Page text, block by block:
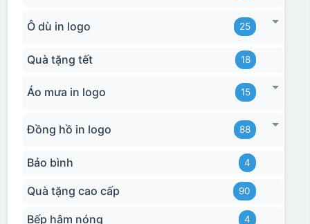
Ô dù in logo 25
Quà tặng tết 18
Áo mưa in logo 15
Đồng hồ in logo 88
Bảo bình 4
Quà tặng cao cấp 90
Bếp hâm nóng 4